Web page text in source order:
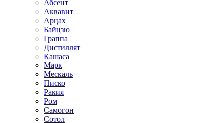
Абсент
Аквавит
Арцах
Байцзю
Граппа
Дистиллят
Кашаса
Марк
Мескаль
Писко
Ракия
Ром
Самогон
Сотол